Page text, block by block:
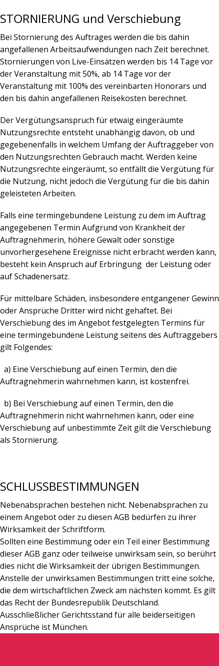
STORNIERUNG und Verschiebung
Bei Stornierung des Auftrages werden die bis dahin
angefallenen Arbeitsaufwendungen nach Zeit berechnet.
Stornierungen von Live-Einsätzen werden bis 14 Tage vor
der Veranstaltung mit 50%, ab 14 Tage vor der
Veranstaltung mit 100% des vereinbarten Honorars und
den bis dahin angefallenen Reisekosten berechnet.
Der Vergütungsanspruch für etwaig eingeräumte
Nutzungsrechte entsteht unabhängig davon, ob und
gegebenenfalls in welchem Umfang der Auftraggeber von
den Nutzungsrechten Gebrauch macht. Werden keine
Nutzungsrechte eingeräumt, so entfällt die Vergütung für
die Nutzung, nicht jedoch die Vergütung für die bis dahin
geleisteten Arbeiten.
Falls eine termingebundene Leistung zu dem im Auftrag
angegebenen Termin Aufgrund von Krankheit der
Auftragnehmerin, höhere Gewalt oder sonstige
unvorhergesehene Ereignisse nicht erbracht werden kann,
besteht kein Anspruch auf Erbringung der Leistung oder
auf Schadenersatz.
Für mittelbare Schäden, insbesondere entgangener Gewinn
oder Ansprüche Dritter wird nicht gehaftet. Bei
Verschiebung des im Angebot festgelegten Termins für
eine termingebundene Leistung seitens des Auftraggebers
gilt Folgendes:
a) Eine Verschiebung auf einen Termin, den die
Auftragnehmerin wahrnehmen kann, ist kostenfrei.
b) Bei Verschiebung auf einen Termin, den die
Auftragnehmerin nicht wahrnehmen kann, oder eine
Verschiebung auf unbestimmte Zeit gilt die Verschiebung
als Stornierung.
SCHLUSSBESTIMMUNGEN
Nebenabsprachen bestehen nicht. Nebenabsprachen zu
einem Angebot oder zu diesen AGB bedürfen zu ihrer
Wirksamkeit der Schriftform.
Sollten eine Bestimmung oder ein Teil einer Bestimmung
dieser AGB ganz oder teilweise unwirksam sein, so berührt
dies nicht die Wirksamkeit der übrigen Bestimmungen.
Anstelle der unwirksamen Bestimmungen tritt eine solche,
die dem wirtschaftlichen Zweck am nächsten kommt. Es gilt
das Recht der Bundesrepublik Deutschland.
Ausschließlicher Gerichtsstand für alle beiderseitigen
Ansprüche ist München.